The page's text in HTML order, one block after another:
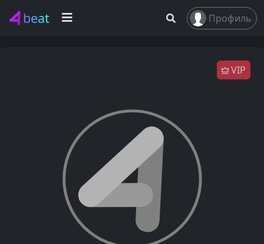
beat Профиль
VIP